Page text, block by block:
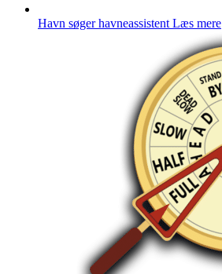
Havn søger havneassistent Læs mere